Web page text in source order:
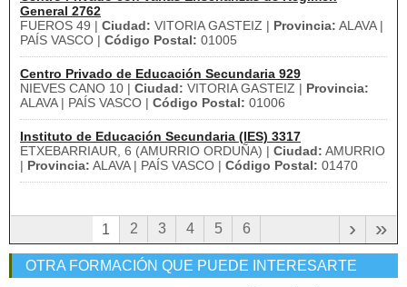
General 2762
FUEROS 49 | Ciudad: VITORIA GASTEIZ | Provincia: ALAVA |
PAÍS VASCO | Código Postal: 01005
Centro Privado de Educación Secundaria 929
NIEVES CANO 10 | Ciudad: VITORIA GASTEIZ | Provincia:
ALAVA | PAÍS VASCO | Código Postal: 01006
Instituto de Educación Secundaria (IES) 3317
ETXEBARRIAUR, 6 (AMURRIO ORDUÑA) | Ciudad: AMURRIO
| Provincia: ALAVA | PAÍS VASCO | Código Postal: 01470
1 2 3 4 5 6 »
›
OTRA FORMACIÓN QUE PUEDE INTERESARTE